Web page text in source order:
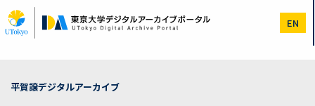
イ
ン
EN
平賀譲デジタルアーカイブ